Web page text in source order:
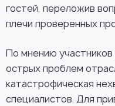
гостей, переложив
плечи проверенных
По мнению
острых проблем
катастрофическая
специалистов. Для